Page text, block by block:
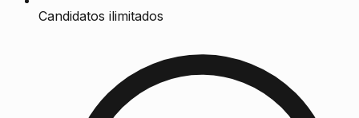
Candidatos ilimitados